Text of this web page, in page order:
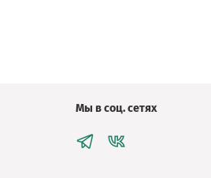
Мы в соц. сетях